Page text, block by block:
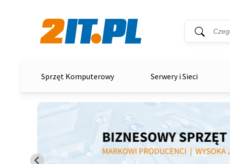
Wyszukiwarka
Słowo kluczowe
Sprzęt Komputerowy Serwery i Sieci